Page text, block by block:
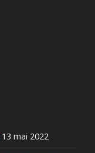
13 mai 2022